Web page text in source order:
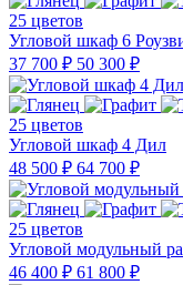
25 цветов
Угловой шкаф 6
37 700 ₽ 50 300 ₽
25 цветов
Угловой шкаф 4 Дил
48 500 ₽ 64 700 ₽
25 цветов
Угловой модульный
46 400 ₽ 61 800 ₽